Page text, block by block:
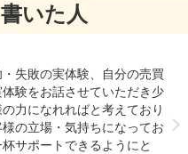
いた人
失敗の実体験、自分の売買
験をお話させていただき少
力になれればと考えており
の立場・気持ちになってお
サポートできるようにと